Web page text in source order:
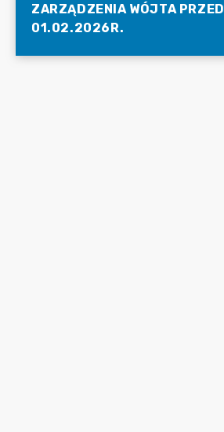
ZARZĄDZENIA WÓJTA PRZED
01.02.2026R.